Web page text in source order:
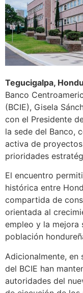
Tegucigalpa,
Banco
(BCIE), Gisela
con el Presidente
la sede del Banco,
activa de
prioridades
El encuentro
histórica entre
compartida de
orientada al
empleo y la mejora
población
Adicionalmente, en
del BCIE han
autoridades del